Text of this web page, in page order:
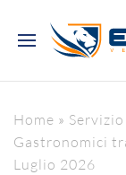
Home »
Gastronomici
Luglio 2026